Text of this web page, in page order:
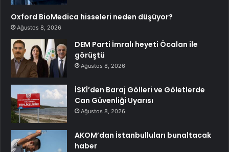
Oxford BioMedica hisseleri neden düşüyor?
Ağustos 8, 2026
DEM Parti İmralı heyeti Öcalan ile
görüştü
Ağustos 8, 2026
İSKİ’den Baraj Gölleri ve Göletlerde
Can Güvenliği Uyarısı
Ağustos 8, 2026
AKOM’dan İstanbulluları bunaltacak
haber